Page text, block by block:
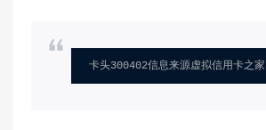
卡头300402信息来源虚拟信用卡之家